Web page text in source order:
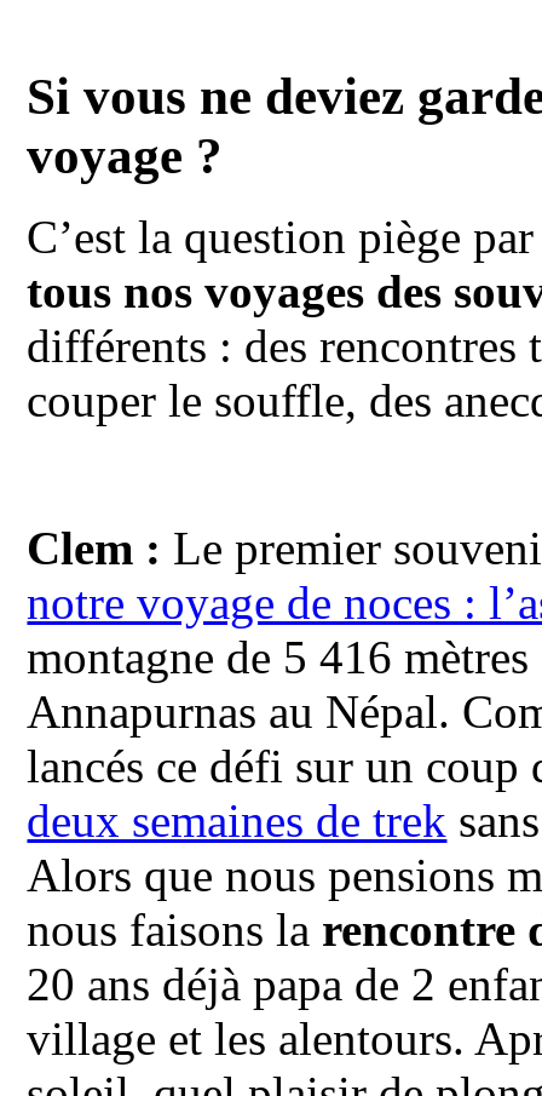
Si vous ne deviez
voyage ?
C’est la question piège
tous nos voyages des
différents : des rencontres
couper le souffle, des
Clem : Le premier
notre voyage de noces :
montagne de 5 416
Annapurnas au Népal.
lancés ce défi sur un
deux semaines de trek
Alors que nous pensions
nous faisons la rencontre
20 ans déjà papa de 2
village et les alentours.